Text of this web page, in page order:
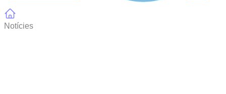
Notícies